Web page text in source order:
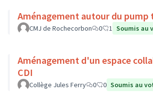
Aménagement autour du pump
CMJ de Rochecorbon 0 1 Soumis au
Aménagement d'un espace
CDI
Collège Jules Ferry 0 0 Soumis au